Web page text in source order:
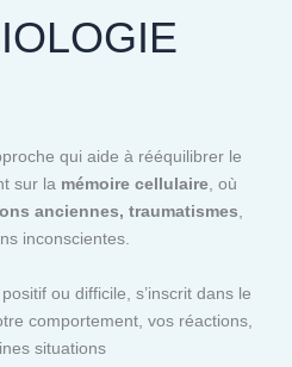
qui aide à rééquilibrer le
sur la mémoire cellulaire, où
anciennes, traumatismes,
inconscientes.
ou difficile, s’inscrit dans le
comportement, vos réactions,
situations